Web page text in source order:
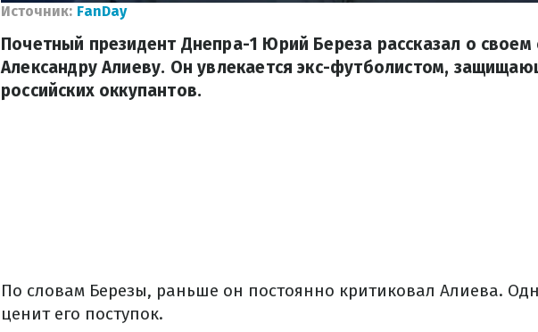
Источник: FanDay
Почетный президент Днепра-1 Юрий Береза ​​рассказал о
Александру Алиеву. Он увлекается экс-футболистом,
российских оккупантов.
По словам Березы, раньше он постоянно критиковал Алиева.
ценит его поступок.